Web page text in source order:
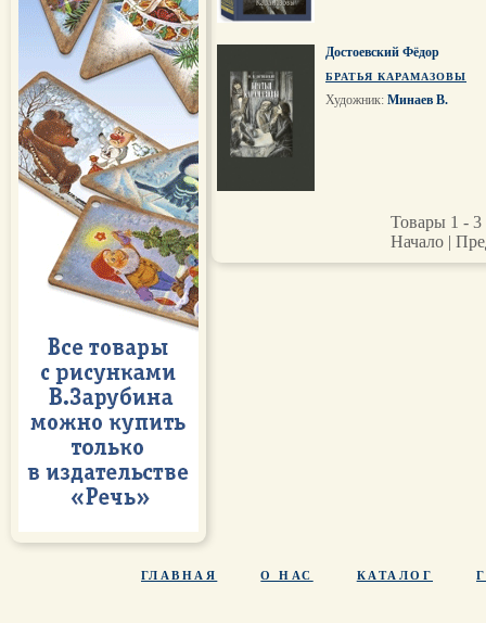
Достоевский Фёдор
БРАТЬЯ КАРАМАЗОВЫ
Художник: Минаев В.
Товары 1 - 3
Начало |
ГЛАВНАЯ О НАС КАТАЛОГ